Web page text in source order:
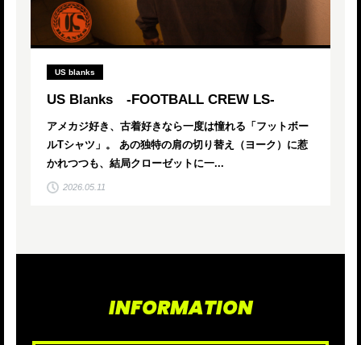
US blanks
US Blanks -FOOTBALL CREW LS-
アメカジ好き、古着好きなら一度は憧れる「フットボー
ルTシャツ」。 あの独特の肩の切り替え（ヨーク）に惹
かれつつも、結局クローゼットに一...
2026.05.11
INFORMATION